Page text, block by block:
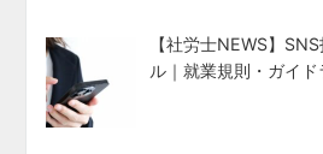
【社労士NEWS】
ル｜就業規則・ガイ